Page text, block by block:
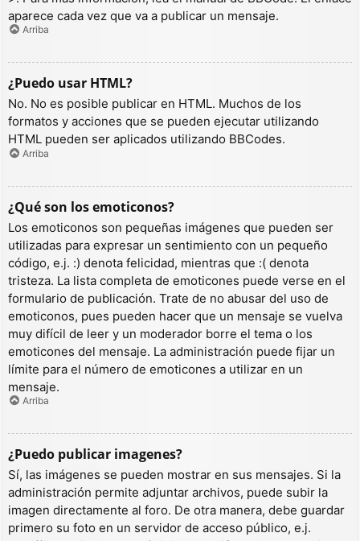
aparece cada vez que va a publicar un mensaje.
Arriba
¿Puedo usar HTML?
No. No es posible publicar en HTML. Muchos de los
formatos y acciones que se pueden ejecutar utilizando
HTML pueden ser aplicados utilizando BBCodes.
Arriba
¿Qué son los emoticonos?
Los emoticonos son pequeñas imágenes que pueden ser
utilizadas para expresar un sentimiento con un pequeño
código, e.j. :) denota felicidad, mientras que :( denota
tristeza. La lista completa de emoticones puede verse en el
formulario de publicación. Trate de no abusar del uso de
emoticonos, pues pueden hacer que un mensaje se vuelva
muy difícil de leer y un moderador borre el tema o los
emoticones del mensaje. La administración puede fijar un
límite para el número de emoticones a utilizar en un
mensaje.
Arriba
¿Puedo publicar imagenes?
Sí, las imágenes se pueden mostrar en sus mensajes. Si la
administración permite adjuntar archivos, puede subir la
imagen directamente al foro. De otra manera, debe guardar
primero su foto en un servidor de acceso público, e.j.